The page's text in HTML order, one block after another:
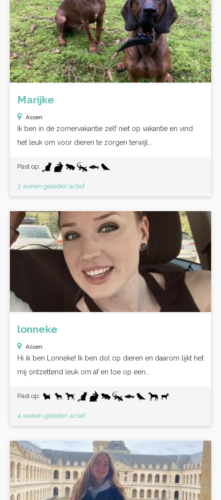
Marijke
Assen
Ik ben in de zomervakantie zelf niet op vakantie en vind
het leuk om voor dieren te zorgen terwijl...
Past op:
3 weken geleden actief
lonneke
Assen
Hi ik ben Lonneke! Ik ben dol op dieren en daarom lijkt het
mij ontzettend leuk om af en toe op een...
Past op:
4 weken geleden actief